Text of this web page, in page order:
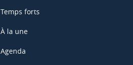
Temps forts
À la une
Agenda